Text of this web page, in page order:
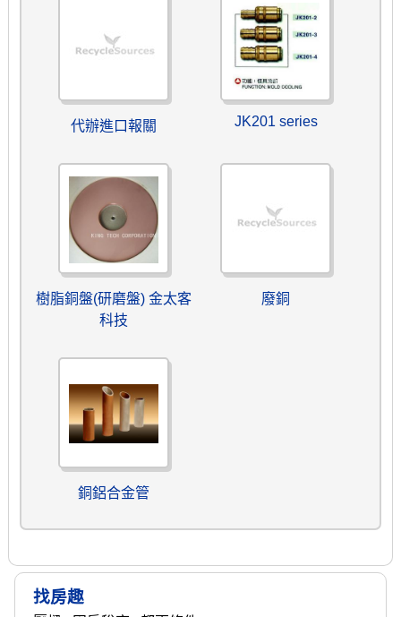
代辦進口報關 JK201 series
樹脂銅盤(研磨盤) 金太客
科技
廢銅
銅鋁合金管
找房趣